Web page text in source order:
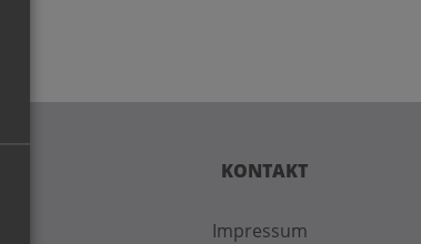
KONTAKT
Impressum